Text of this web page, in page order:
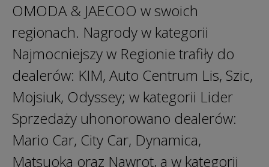
OMODA & JAECOO w swoich
regionach. Nagrody w kategorii
Najmocniejszy w Regionie trafiły do
dealerów: KIM, Auto Centrum Lis, Szic,
Mojsiuk, Odyssey; w kategorii Lider
Sprzedaży uhonorowano dealerów:
Mario Car, City Car, Dynamica,
Matsuoka oraz Nawrot, a w kategorii